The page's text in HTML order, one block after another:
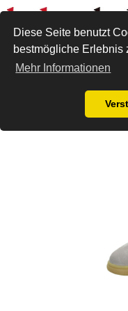
Diese Seite benutzt
bestmögliche Erlebnis
Mehr Informationen
Menü
Gant Sneaker